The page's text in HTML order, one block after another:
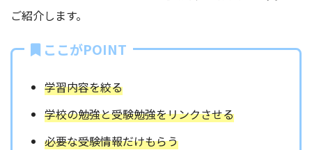
ご紹介します。
ここがPOINT
学習内容を絞る
学校の勉強と受験勉強をリンクさせる
必要な受験情報だけもらう